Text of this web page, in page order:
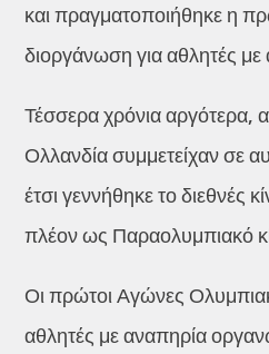
και πραγματοποιήθηκε η
διοργάνωση για αθλητές με
Τέσσερα χρόνια αργότερα,
Ολλανδία συμμετείχαν σε
έτσι γεννήθηκε το διεθνές
πλέον ως Παραολυμπιακό
Οι πρώτοι Αγώνες
αθλητές με αναπηρία